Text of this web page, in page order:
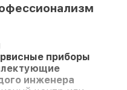
приборы
инженера